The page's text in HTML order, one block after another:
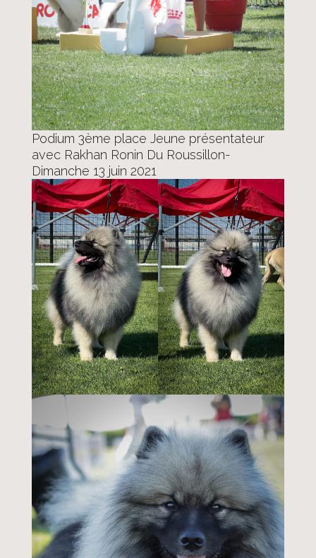
Podium 3ème place Jeune présentateur
avec Rakhan Ronin Du Roussillon-
Dimanche 13 juin 2021